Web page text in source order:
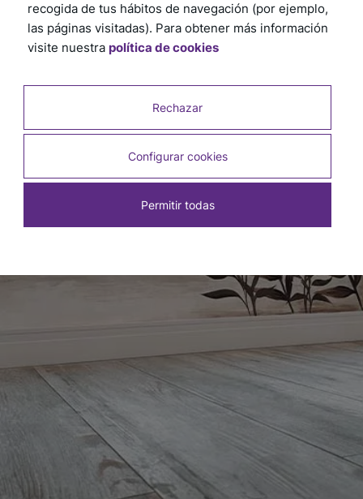
recogida de tus hábitos de navegación (por ejemplo,
las páginas visitadas). Para obtener más información
visite nuestra política de cookies
Rechazar
Configurar cookies
Permitir todas